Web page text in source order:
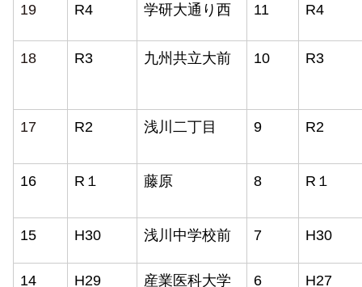
19 R4 学研大通り西 11 R4
18 R3 九州共立大前 10 R3
17 R2 浅川二丁目 9 R2
16 R１ 藤原 8 R１
15 H30 浅川中学校前 7 H30
14 H29 産業医科大学 6 H27